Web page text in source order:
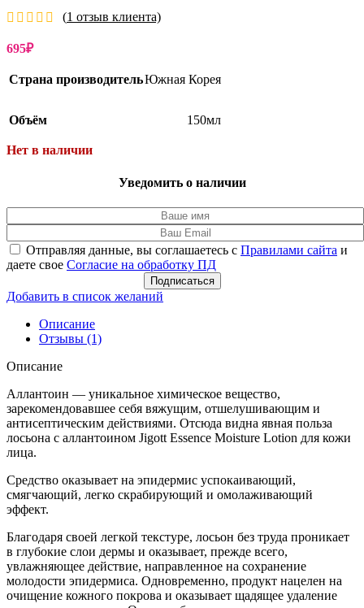
(1 отзыв клиента)
695₽
Страна производительЮжная Корея
Объём 150мл
Нет в наличии
Уведомить о наличии
Отправляя данные, вы соглашаетесь с Правилами сайта и
даете свое Согласие на обработку ПД
Подписаться
Добавить в список желаний
Описание
Отзывы (1)
Описание
Аллантоин — уникальное химическое вещество,
зарекомендовавшее себя вяжущим, отшелушивающим и
антисептическим действиями. Отсюда видна явная польза
лосьона с аллантоином Jigott Essence Moisture Lotion для кожи
лица.
Средство оказывает на эпидермис успокаивающий,
смягчающий, легко скрабирующий и омолаживающий
эффект.
Благодаря своей легкой текстуре, лосьон без труда проникает
в глубокие слои дермы и оказывает, прежде всего,
увлажняющее действие, направленное на сохранение
молодости эпидермиса. Одновременно, продукт нацелен на
очищение кожного покрова и оказывает щадящее удаление